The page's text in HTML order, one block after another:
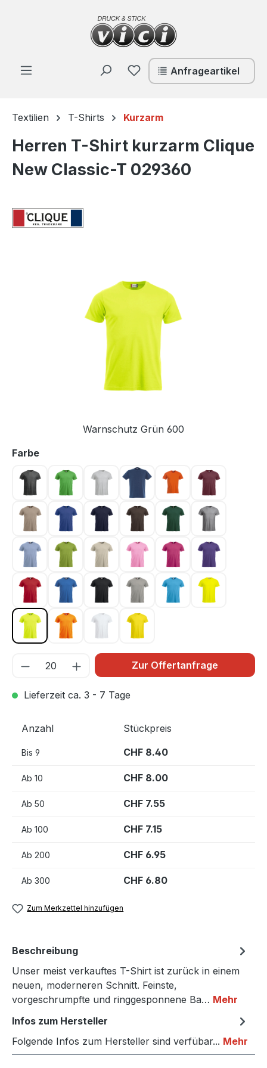
Zum Hauptinhalt springen
Du hast 0 Produkte auf
Anfrageartikel
Textilien T-Shirts Kurzarm
Herren T-Shirt kurzarm Clique
New Classic-T 029360
Warnschutz Grün 600
Farbeauswählen
Anthrazit meliert 955
Apfelgrün 605
Asche 92 Blau 565 Blutorange 18Bordeaux 38
Caffe Latte 820Dunkel Blau 56Dunkel Marine 580
Dunkelmocca 825
Flaschengrün 68
Graumeliert
Hellblau 57Hellgrün 67Hellkhaki 815Hellpink 250Kirsche 300Lila 44
Rot 35 Royal Blau 55Schwarz 99Silber 94Türkis 54 Warnschutz
Warnschutz Grün 600
Warnschutz Orange 170
Weiss 00Zitrone 10
Zur Offertanfrage
Lieferzeit ca. 3 - 7 Tage
Anzahl Stückpreis
Bis 9 CHF 8.40
Ab 10 CHF 8.00
Ab 50 CHF 7.55
Ab 100 CHF 7.15
Ab 200 CHF 6.95
Ab 300 CHF 6.80
Zum Merkzettel hinzufügen
Beschreibung
Unser meist verkauftes T-Shirt ist zurück in einem
neuen, moderneren Schnitt. Feinste,
vorgeschrumpfte und ringgesponnene Ba… Mehr
Infos zum Hersteller
Folgende Infos zum Hersteller sind verfübar... Mehr